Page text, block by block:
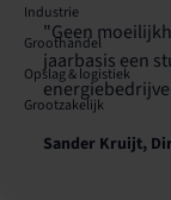
"Geen
jaarbasis een
Sander Kruijt,
Industrie
Groothandel
Opslag & logistiek
Grootzakelijk